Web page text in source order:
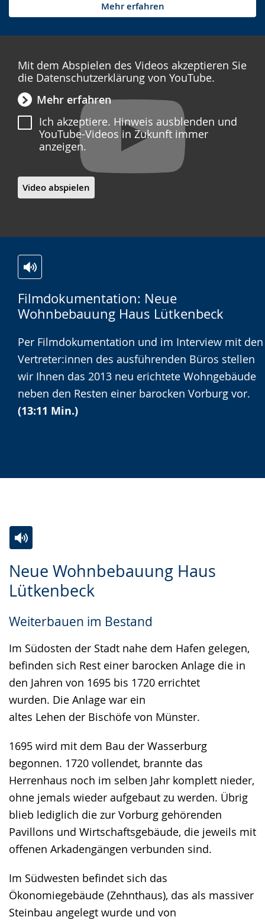
Mehr erfahren
Mit dem Abspielen des Videos akzeptieren Sie
die Datenschutzerklärung von YouTube.
Mehr erfahren
Ich akzeptiere. Hinweis ausblenden und
YouTube-Videos in Zukunft immer
anzeigen.
Video abspielen
Filmdokumentation: Neue
Wohnbebauung Haus Lütkenbeck
Leichten
Sprache
wechseln.
Audio-
Unterstützung.
Video
in
Deutscher
Gebärdensprache
wird
angezeigt.
Per Filmdokumentation und im Interview mit den
Vertreter:innen des ausführenden Büros stellen
wir Ihnen das 2013 neu erichtete Wohngebäude
neben den Resten einer barocken Vorburg vor.
(13:11 Min.)
Neue Wohnbebauung Haus
Lütkenbeck
Weiterbauen im Bestand
Im Südosten der Stadt nahe dem Hafen gelegen,
befinden sich Rest einer barocken Anlage die in
den Jahren von 1695 bis 1720 errichtet
wurden. Die Anlage war ein
altes Lehen der Bischöfe von Münster.
1695 wird mit dem Bau der Wasserburg
begonnen. 1720 vollendet, brannte das
Herrenhaus noch im selben Jahr komplett nieder,
ohne jemals wieder aufgebaut zu werden. Übrig
blieb lediglich die zur Vorburg gehörenden
Pavillons und Wirtschaftsgebäude, die jeweils mit
offenen Arkadengängen verbunden sind.
Im Südwesten befindet sich das
Ökonomiegebäude (Zehnthaus), das als massiver
Steinbau angelegt wurde und von
Leichten
Sprache
Audio-
Unterstützung.
Video
in
Gebärdensprache
wird
angezeigt.